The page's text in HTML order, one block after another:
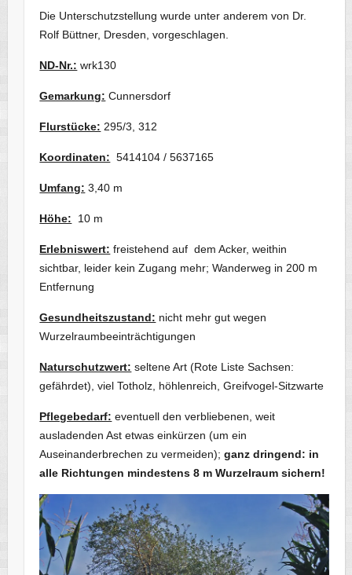
Die Unterschutzstellung wurde unter anderem von Dr.
Rolf Büttner, Dresden, vorgeschlagen.
ND-Nr.: wrk130
Gemarkung: Cunnersdorf
Flurstücke: 295/3, 312
Koordinaten: 5414104 / 5637165
Umfang: 3,40 m
Höhe: 10 m
Erlebniswert: freistehend auf dem Acker, weithin
sichtbar, leider kein Zugang mehr; Wanderweg in 200 m
Entfernung
Gesundheitszustand: nicht mehr gut wegen
Wurzelraumbeeinträchtigungen
Naturschutzwert: seltene Art (Rote Liste Sachsen:
gefährdet), viel Totholz, höhlenreich, Greifvogel-Sitzwarte
Pflegebedarf: eventuell den verbliebenen, weit
ausladenden Ast etwas einkürzen (um ein
Auseinanderbrechen zu vermeiden);ganz dringend: in
alle Richtungen mindestens 8 m Wurzelraum sichern!